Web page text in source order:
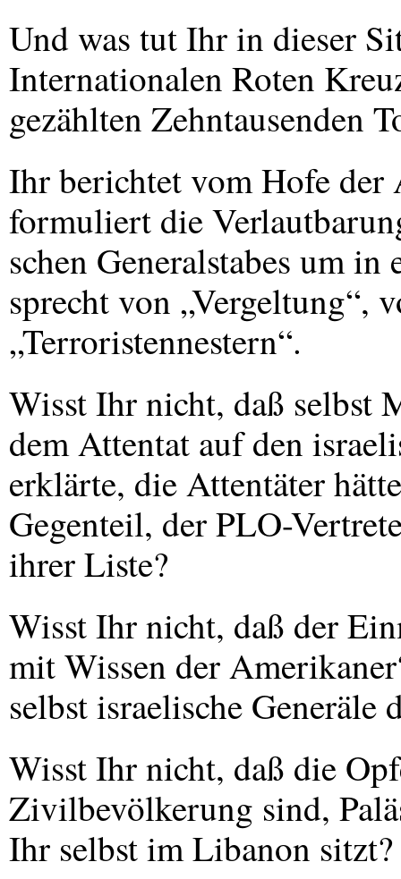
Und was tut Ihr in dieser
Internationalen Roten
gezählten Zehntausenden
Ihr berichtet vom Hofe
formuliert die
schen Generalstabes um
sprecht von „Vergeltung“,
„Terroristennestern“.
Wisst Ihr nicht, daß selbst
dem Attentat auf den
erklärte, die Attentäter
Gegenteil, derPLO-
ihrer Liste?
Wisst Ihr nicht, daß der
mit Wissen der
selbst israelische Generäle
Wisst Ihr nicht, daß die
Zivilbevölkerung sind,
Ihr selbst im Libanon sitzt?